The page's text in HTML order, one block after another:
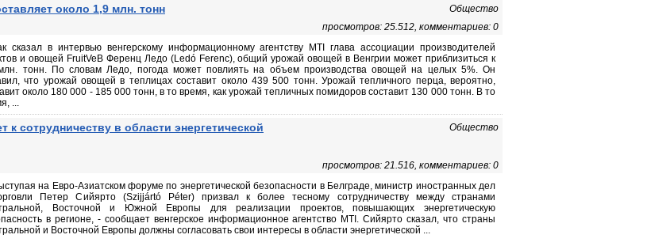
около 1,9 млн. тонн
Общество
просмотров: 25.512, комментариев: 0
сказал в интервью венгерскому информационному агентству MTI глава ассоциации производителей
и овощей FruitVeB Ференц Ледо (Ledó Ferenc), общий урожай овощей в Венгрии может приблизиться к
тонн. По словам Ледо, погода может повлиять на объем производства овощей на целых 5%. Он
что урожай овощей в теплицах составит около 439 500 тонн. Урожай тепличного перца, вероятно,
около 180 000 - 185 000 тонн, в то время, как урожай тепличных помидоров составит 130 000 тонн. В то
...
к сотрудничеству в области энергетической
Общество
просмотров: 21.516, комментариев: 0
на Евро-Азиатском форуме по энергетической безопасности в Белграде, министр иностранных дел
Петер Сийярто (Szijjártó Péter) призвал к более тесному сотрудничеству между странами
Восточной и Южной Европы для реализации проектов, повышающих энергетическую
в регионе, - сообщает венгерское информационное агентство MTI. Сийярто сказал, что страны
и Восточной Европы должны согласовать свои интересы в области энергетической ...